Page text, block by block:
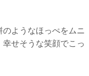
ようなほっぺをムニ
せそうな笑顔でこっ